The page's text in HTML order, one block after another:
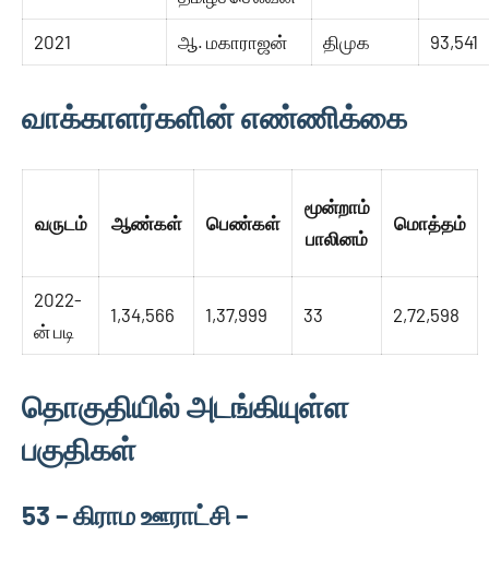
2021 ஆ. மகாராஜன் திமுக 93,541
வாக்காளர்களின் எண்ணிக்கை
வருடம் ஆண்கள் பெண்கள்
மூன்றாம்
பாலினம்
மொத்தம்
2022-
ன் படி
1,34,566 1,37,999 33 2,72,598
தொகுதியில் அடங்கியுள்ள
பகுதிகள்
53 – கிராம ஊராட்சி –